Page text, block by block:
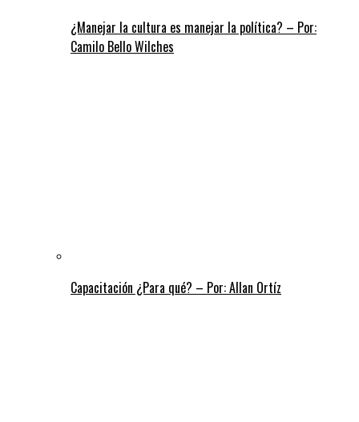
¿Manejar la cultura es manejar la política? – Por:
Camilo Bello Wilches
Capacitación ¿Para qué? – Por: Allan Ortíz